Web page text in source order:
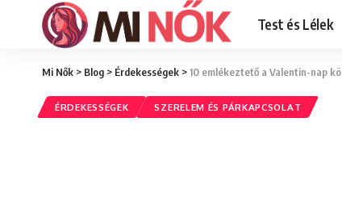
Test és Lélek
Mi Nők > Blog > Érdekességek >10 emlékeztető a Valentin-nap
ÉRDEKESSÉGEK SZERELEM ÉS PÁRKAPCSOLAT